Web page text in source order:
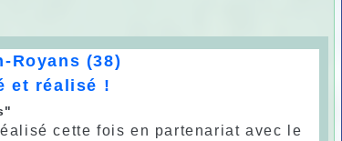
Royans (38)
et réalisé !
cette fois en partenariat avec le